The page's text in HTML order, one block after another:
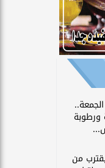
ورطوبة
من